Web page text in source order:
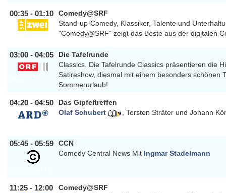
00:35 - 01:10
Comedy@SRF
Stand-up-Comedy, Klassiker, Talente und
"Comedy@SRF" zeigt das Beste aus der digitalen
03:00 - 04:05
Die Tafelrunde
Classics. Die Tafelrunde Classics präsentieren die
Satireshow, diesmal mit einem besonders schönen
Sommerurlaub!
04:20 - 04:50
Das Gipfeltreffen
Olaf Schubert
Torsten Sträter und Johann
05:45 - 05:59
CCN
Comedy Central News Mit Ingmar Stadelmann
11:25 - 12:00
Comedy@SRF